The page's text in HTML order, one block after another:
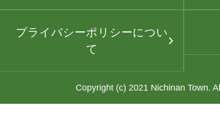
プライバシーポリシーについ
て
Copyright (c) 2021 Nichinan Town.